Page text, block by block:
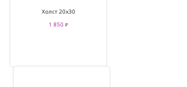
Холст 20х30
1 850 ₽